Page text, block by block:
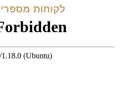
לקוחות